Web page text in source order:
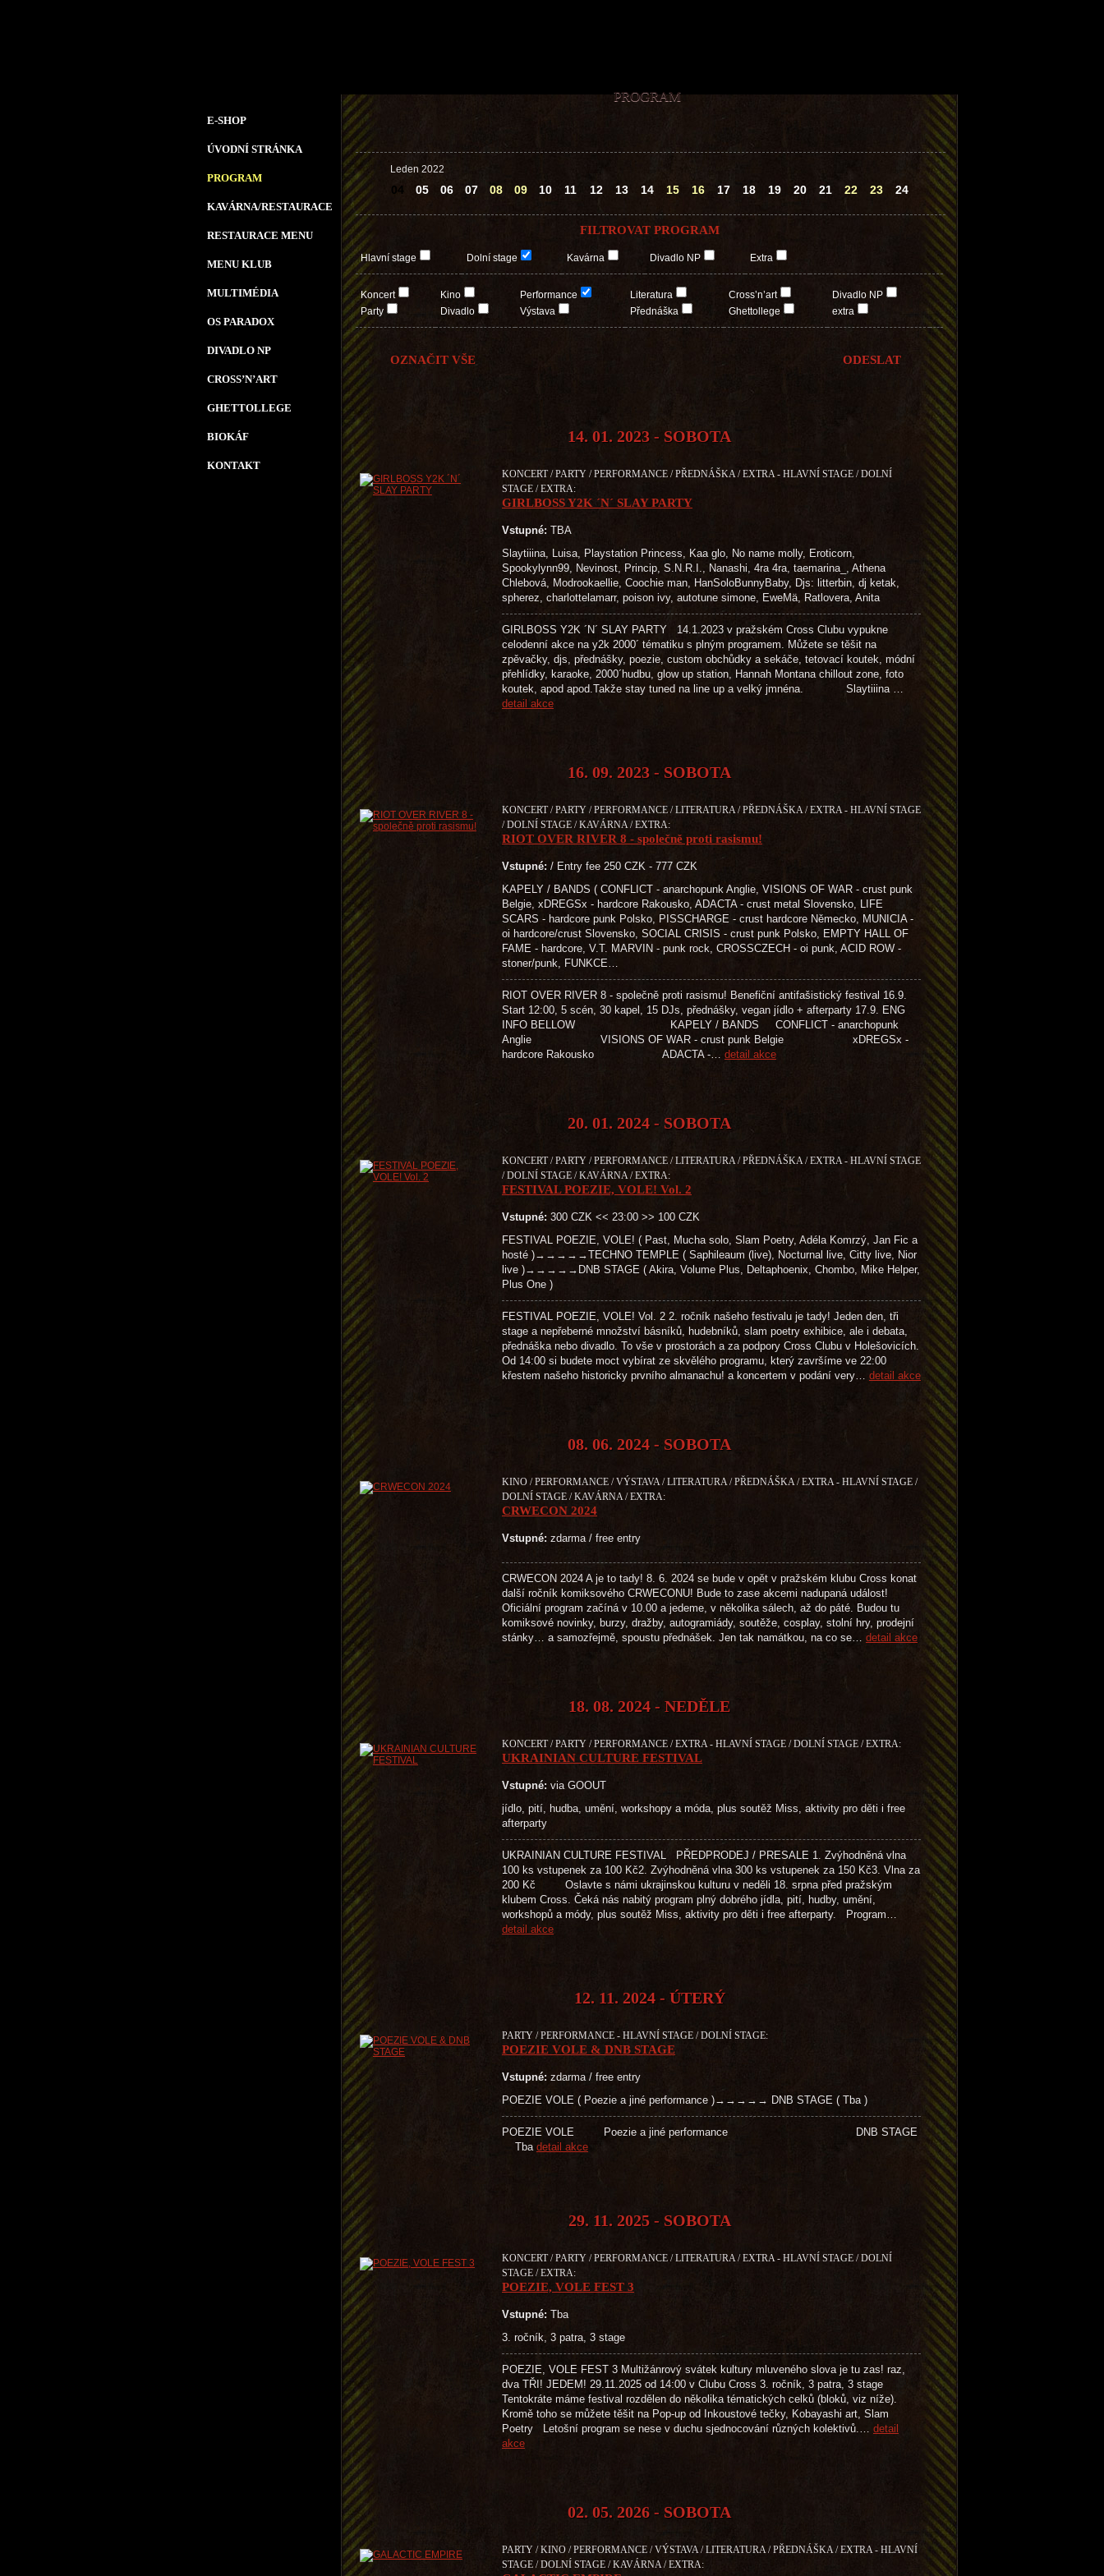
E-SHOP
ÚVODNÍ STRÁNKA
PROGRAM
KAVÁRNA/RESTAURACE
RESTAURACE MENU
MENU KLUB
MULTIMÉDIA
OS PARADOX
DIVADLO NP
CROSS’N’ART
GHETTOLLEGE
BIOKÁF
KONTAKT
PROGRAM
Leden 2022
04 05 06 07 08 09 10 11 12 13 14 15 16 17 18 19 20 21 22 23 24
FILTROVAT PROGRAM
Hlavní stage Dolní stage Kavárna Divadlo NP Extra
Koncert
Party
Kino
Divadlo
Performance
Výstava
Literatura
Přednáška
Cross’n’art
Ghettollege
Divadlo NP
extra
OZNAČIT VŠE
14. 01. 2023 - SOBOTA
KONCERT / PARTY / PERFORMANCE / PŘEDNÁŠKA / EXTRA - HLAVNÍ STAGE / DOLNÍ
STAGE / EXTRA:
GIRLBOSS Y2K ´N´ SLAY PARTY
Vstupné: TBA
Slaytiiina, Luisa, Playstation Princess, Kaa glo, No name molly, Eroticorn,
Spookylynn99, Nevinost, Princip, S.N.R.I., Nanashi, 4ra 4ra, taemarina_, Athena
Chlebová, Modrookaellie, Coochie man, HanSoloBunnyBaby, Djs: litterbin, dj ketak,
spherez, charlottelamarr, poison ivy, autotune simone, EweMä, Ratlovera, Anita
GIRLBOSS Y2K ´N´ SLAY PARTY 14.1.2023 v pražském Cross Clubu vypukne
celodenní akce na y2k 2000´ tématiku s plným programem. Můžete se těšit na
zpěvačky, djs, přednášky, poezie, custom obchůdky a sekáče, tetovací koutek, módní
přehlídky, karaoke, 2000´hudbu, glow up station, Hannah Montana chillout zone, foto
koutek, apod apod.Takže stay tuned na line up a velký jmnéna. Slaytiiina …
detail akce
16. 09. 2023 - SOBOTA
KONCERT / PARTY / PERFORMANCE / LITERATURA / PŘEDNÁŠKA / EXTRA - HLAVNÍ STAGE
/ DOLNÍ STAGE / KAVÁRNA / EXTRA:
RIOT OVER RIVER 8 - společně proti rasismu!
Vstupné: / Entry fee 250 CZK - 777 CZK
KAPELY / BANDS ( CONFLICT - anarchopunk Anglie, VISIONS OF WAR - crust punk
Belgie, xDREGSx - hardcore Rakousko, ADACTA - crust metal Slovensko, LIFE
SCARS - hardcore punk Polsko, PISSCHARGE - crust hardcore Německo, MUNICIA -
oi hardcore/crust Slovensko, SOCIAL CRISIS - crust punk Polsko, EMPTY HALL OF
FAME - hardcore, V.T. MARVIN - punk rock, CROSSCZECH - oi punk, ACID ROW -
stoner/punk, FUNKCE…
RIOT OVER RIVER 8 - společně proti rasismu! Benefiční antifašistický festival 16.9.
Start 12:00, 5 scén, 30 kapel, 15 DJs, přednášky, vegan jídlo + afterparty 17.9. ENG
INFO BELLOW KAPELY / BANDS CONFLICT - anarchopunk
Anglie VISIONS OF WAR - crust punk Belgie xDREGSx -
hardcore Rakousko ADACTA -… detail akce
20. 01. 2024 - SOBOTA
KONCERT / PARTY / PERFORMANCE / LITERATURA / PŘEDNÁŠKA / EXTRA - HLAVNÍ STAGE
/ DOLNÍ STAGE / KAVÁRNA / EXTRA:
FESTIVAL POEZIE, VOLE! Vol. 2
Vstupné: 300 CZK << 23:00 >> 100 CZK
FESTIVAL POEZIE, VOLE! ( Past, Mucha solo, Slam Poetry, Adéla Komrzý, Jan Fic a
hosté )→→→→→TECHNO TEMPLE ( Saphileaum (live), Nocturnal live, Citty live, Nior
live )→→→→→DNB STAGE ( Akira, Volume Plus, Deltaphoenix, Chombo, Mike Helper,
Plus One )
FESTIVAL POEZIE, VOLE! Vol. 2 2. ročník našeho festivalu je tady! Jeden den, tři
stage a nepřeberné množství básníků, hudebníků, slam poetry exhibice, ale i debata,
přednáška nebo divadlo. To vše v prostorách a za podpory Cross Clubu v Holešovicích.
Od 14:00 si budete moct vybírat ze skvělého programu, který završíme ve 22:00
křestem našeho historicky prvního almanachu! a koncertem v podání very… detail akce
08. 06. 2024 - SOBOTA
KINO / PERFORMANCE / VÝSTAVA / LITERATURA / PŘEDNÁŠKA / EXTRA - HLAVNÍ STAGE /
DOLNÍ STAGE / KAVÁRNA / EXTRA:
CRWECON 2024
Vstupné: zdarma / free entry
CRWECON 2024 A je to tady! 8. 6. 2024 se bude v opět v pražském klubu Cross konat
další ročník komiksového CRWECONU! Bude to zase akcemi nadupaná událost!
Oficiální program začíná v 10.00 a jedeme, v několika sálech, až do páté. Budou tu
komiksové novinky, burzy, dražby, autogramiády, soutěže, cosplay, stolní hry, prodejní
stánky… a samozřejmě, spoustu přednášek. Jen tak namátkou, na co se… detail akce
18. 08. 2024 - NEDĚLE
KONCERT / PARTY / PERFORMANCE / EXTRA - HLAVNÍ STAGE / DOLNÍ STAGE / EXTRA:
UKRAINIAN CULTURE FESTIVAL
Vstupné: via GOOUT
jídlo, pití, hudba, umění, workshopy a móda, plus soutěž Miss, aktivity pro děti i free
afterparty
UKRAINIAN CULTURE FESTIVAL PŘEDPRODEJ / PRESALE 1. Zvýhodněná vlna
100 ks vstupenek za 100 Kč2. Zvýhodněná vlna 300 ks vstupenek za 150 Kč3. Vlna za
200 Kč Oslavte s námi ukrajinskou kulturu v neděli 18. srpna před pražským
klubem Cross. Čeká nás nabitý program plný dobrého jídla, pití, hudby, umění,
workshopů a módy, plus soutěž Miss, aktivity pro děti i free afterparty. Program…
detail akce
12. 11. 2024 - ÚTERÝ
PARTY / PERFORMANCE - HLAVNÍ STAGE / DOLNÍ STAGE:
POEZIE VOLE & DNB STAGE
Vstupné: zdarma / free entry
POEZIE VOLE ( Poezie a jiné performance )→→→→→ DNB STAGE ( Tba )
POEZIE VOLE Poezie a jiné performance DNB STAGE
Tba detail akce
29. 11. 2025 - SOBOTA
KONCERT / PARTY / PERFORMANCE / LITERATURA / EXTRA - HLAVNÍ STAGE / DOLNÍ
STAGE / EXTRA:
POEZIE, VOLE FEST 3
Vstupné: Tba
3. ročník, 3 patra, 3 stage
POEZIE, VOLE FEST 3 Multižánrový svátek kultury mluveného slova je tu zas! raz,
dva TŘI! JEDEM! 29.11.2025 od 14:00 v Clubu Cross 3. ročník, 3 patra, 3 stage
Tentokráte máme festival rozdělen do několika tématických celků (bloků, viz níže).
Kromě toho se můžete těšit na Pop-up od Inkoustové tečky, Kobayashi art, Slam
Poetry Letošní program se nese v duchu sjednocování různých kolektivů.… detail
akce
02. 05. 2026 - SOBOTA
PARTY / KINO / PERFORMANCE / VÝSTAVA / LITERATURA / PŘEDNÁŠKA / EXTRA - HLAVNÍ
STAGE / DOLNÍ STAGE / KAVÁRNA / EXTRA: